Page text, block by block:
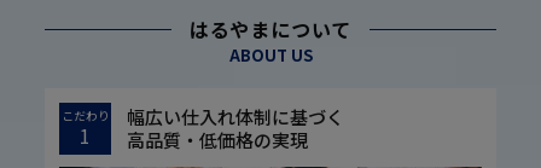
はるやまについて
ABOUT US
こだわり
1
幅広い仕入れ体制に基づく
高品質・低価格の実現